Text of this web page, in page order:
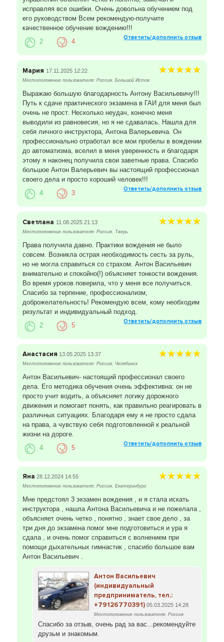
исправляя все ошибки. Очень довольна обучением под
его руководством Всем рекомендую-получите
качественное обучение вождению!!!
Ответить/дополнить отзыв
2 4
Мария 17.11.2025 12:22
Местоположение пользователя: Россия, Большой Исток
Выражаю большую благодарность Антону Васильевичу!!!
Путь к сдаче практического экзамена в ГАИ для меня был
очень не прост. Несколько неудач, конечно меня
выводили из равновесия, но я не сдавалась. Нашла для
себя личного инструктора, Антона Валерьевича. Он
профессионально отработал все мои пробелы в вождении
до автоматизма, вселил в меня уверенность и благодаря
этому я наконец получила свои заветные права. Спасибо
большое Антон Валерьевич вы настоящий профессионал
своего дела и просто хороший человек!!!
Ответить/дополнить отзыв
4 3
Светлана 11.08.2025 21:13
Местоположение пользователя: Россия, Тверь
Права получила давно. Практики вождения не было
совсем. Возникла острая необходимость сесть за руль,
но не могла справиться со страхом. Антон Васильевич
внимательно и спокойно(!) объясняет тонкости вождения.
Во время уроков поверила, что у меня все получиться.
Спасибо за терпение, профессионализм,
доброжелательность! Рекомендую всем, кому необходим
результат и индивидуальный подход.
Ответить/дополнить отзыв
2 5
Анастасия 13.05.2025 13:37
Местоположение пользователя: Россия, Челябинск
Антон Васильевич- настоящий профессионал своего
дела. Его методика обучения очень эффективна: он не
просто учит водить, а объясняет логику дорожного
движения и помогает понять, как правильно реагировать в
различных ситуациях. Благодаря ему я не просто сдала
на права, а чувствую себя подготовленной к реальной
жизни на дороге.
Ответить/дополнить отзыв
4 5
Яна 28.12.2024 14:55
Местоположение пользователя: Россия, Екатеринбург
Мне предстоял 3 экзамен вождения , и я стала искать
инструктора , нашла Антона Васильевича и не пожелала ,
объясняет очень четко , понятно , знает свое дело , за
три дня до экзамена помог мне подготовиться и ура я
сдала , и очень помог справиться с волнением при
помощи дыхательных гимнастик , спасибо большое вам
Антон Васильевич .
Антон Васильевич
(индивидуальный
предприниматель, тел.:
+79126770391) 05.03.2025 14:28
Местоположение пользователя: Россия
Спасибо за отзыв, очень рад за вас...рекомендуйте
друзьм и знакомым.